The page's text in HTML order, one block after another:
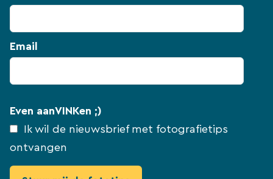
Email
Even aanVINKen ;)
Ik wil de nieuwsbrief met fotografietips
ontvangen